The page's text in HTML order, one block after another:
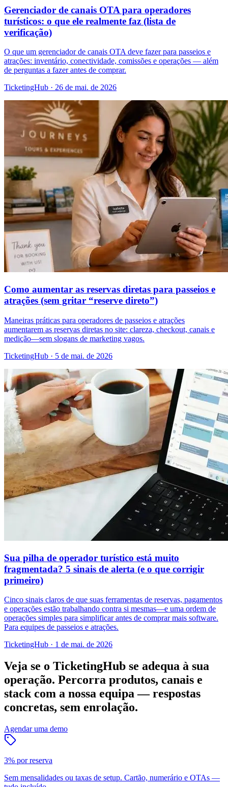
Gerenciador de canais OTA para operadores
turísticos: o que ele realmente faz (lista de
verificação)
O que um gerenciador de canais OTA deve fazer para passeios e
atrações: inventário, conectividade, comissões e operações — além
de perguntas a fazer antes de comprar.
TicketingHub · 26 de mai. de 2026
Como aumentar as reservas diretas para passeios e
atrações (sem gritar “reserve direto”)
Maneiras práticas para operadores de passeios e atrações
aumentarem as reservas diretas no site: clareza, checkout, canais e
medição—sem slogans de marketing vagos.
TicketingHub · 5 de mai. de 2026
Sua pilha de operador turístico está muito
fragmentada? 5 sinais de alerta (e o que corrigir
primeiro)
Cinco sinais claros de que suas ferramentas de reservas, pagamentos
e operações estão trabalhando contra si mesmas—e uma ordem de
operações simples para simplificar antes de comprar mais software.
Para equipes de passeios e atrações.
TicketingHub · 1 de mai. de 2026
Veja se o TicketingHub se adequa à sua
operação. Percorra produtos, canais e
stack com a nossa equipa — respostas
concretas, sem enrolação.
Agendar uma demo
3% por reserva
Sem mensalidades ou taxas de setup. Cartão, numerário e OTAs —